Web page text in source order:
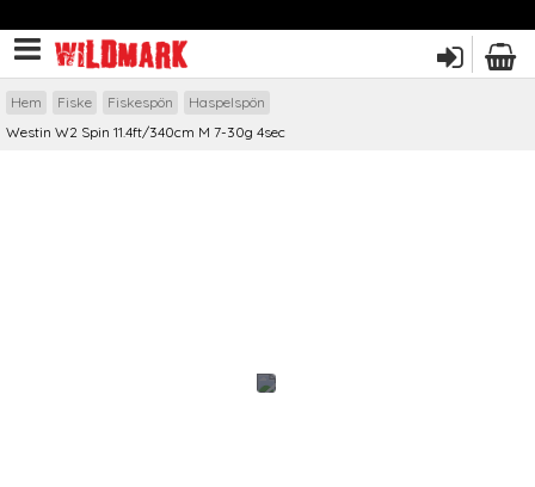
Hem Fiske Fiskespön
Haspelspön
Westin W2 Spin 11.4ft/340cm M 7-30g 4sec